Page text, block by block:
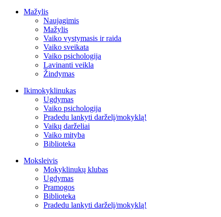
Mažylis
Naujagimis
Mažylis
Vaiko vystymasis ir raida
Vaiko sveikata
Vaiko psichologija
Lavinanti veikla
Žindymas
Ikimokyklinukas
Ugdymas
Vaiko psichologija
Pradedu lankyti darželį/mokyklą!
Vaikų darželiai
Vaiko mityba
Biblioteka
Moksleivis
Mokyklinukų klubas
Ugdymas
Pramogos
Biblioteka
Pradedu lankyti darželį/mokyklą!